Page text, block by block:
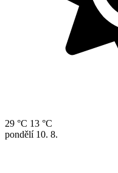
29 °C 13 °C
pondělí 10. 8.